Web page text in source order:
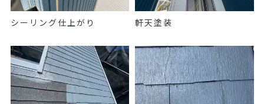
シーリング仕上がり 軒天塗装